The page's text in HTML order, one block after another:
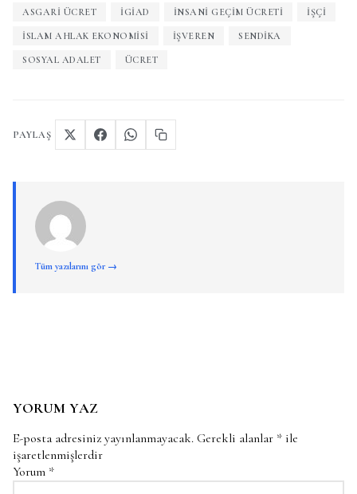
ASGARI ÜCRET IGIAD INSANI GEÇIM ÜCRETI IŞÇI
İSLAM AHLAK EKONOMISI IŞVEREN SENDIKA
SOSYAL ADALET ÜCRET
PAYLAŞ
Tüm yazılarını gör →
YORUM YAZ
E-posta adresiniz yayınlanmayacak. Gerekli alanlar * ile
işaretlenmişlerdir
Yorum *